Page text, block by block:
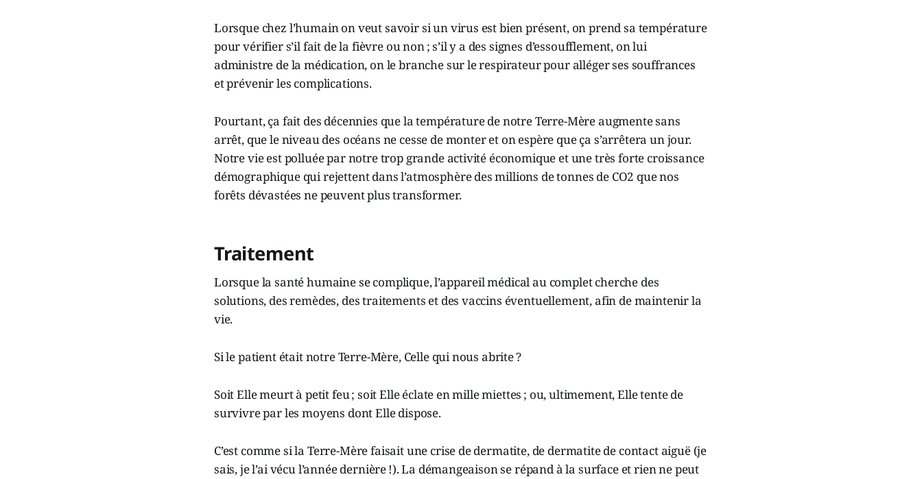
Lorsque chez l’humain on veut savoir si un virus est bien présent, on prend sa température
pour vérifier s’il fait de la fièvre ou non ; s’il y a des signes d’essoufflement, on lui
administre de la médication, on le branche sur le respirateur pour alléger ses souffrances
et prévenir les complications.
Pourtant, ça fait des décennies que la température de notre Terre-Mère augmente sans
arrêt, que le niveau des océans ne cesse de monter et on espère que ça s’arrêtera un jour.
Notre vie est polluée par notre trop grande activité économique et une très forte croissance
démographique qui rejettent dans l’atmosphère des millions de tonnes de CO2 que nos
forêts dévastées ne peuvent plus transformer.
Traitement
Lorsque la santé humaine se complique, l’appareil médical au complet cherche des
solutions, des remèdes, des traitements et des vaccins éventuellement, afin de maintenir la
vie.
Si le patient était notre Terre-Mère, Celle qui nous abrite ?
Soit Elle meurt à petit feu ; soit Elle éclate en mille miettes ; ou, ultimement, Elle tente de
survivre par les moyens dont Elle dispose.
C’est comme si la Terre-Mère faisait une crise de dermatite, de dermatite de contact aiguë (je
sais, je l’ai vécu l’année dernière !). La démangeaison se répand à la surface et rien ne peut